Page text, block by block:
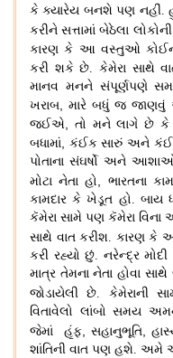
કે ક્યારેય બનશે પણ નહીં.
કરીને સત્તામાં બેઠેલા લોકોની
કારણ કે આ વસ્તુઓ
કરી શકે છે. કેમેરા સાથે
માનવ મનને સંપૂર્ણપણે
ખરાબ, મારે બધું જ
જઈએ, તો મને લાગે છે
બધામાં, કંઈક સારું અને
પોતાના સંઘર્ષો અને
મોટા નેતા હો, ભારતના
કામદાર કે ખેડૂત હો. બાય
કૅમેરા સામે પણ કૅમેરા
સાથે વાત કરીશ. કારણ કે
કરી રહ્યો છું. નરેન્દ્ર
માત્ર તેમના નેતા હોવા
જોડાયેલી છે.
કેમેરાની
વિતાવેલો લાંબો સમય
જેમાં
હૂંફ, સહાનુભૂતિ,
શાંતિની વાત પણ હશે. અમે આ